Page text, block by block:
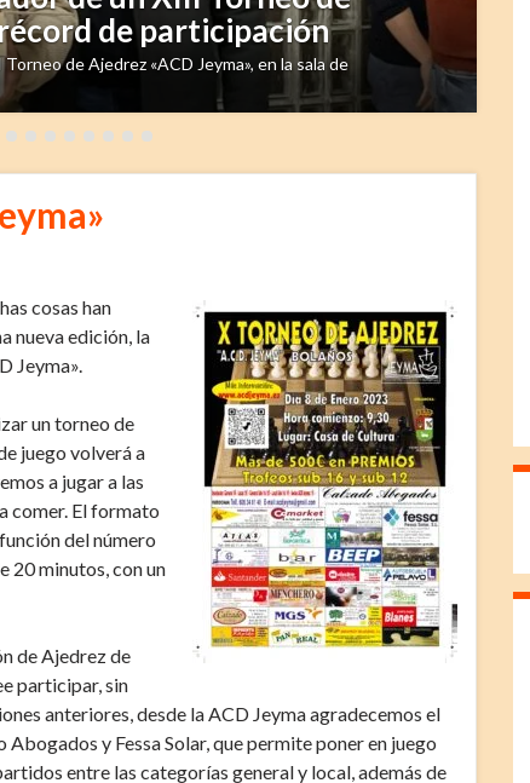
de participación
de Ajedrez «ACD Jeyma», en la sala de
torneo de ajedrez el primer domingo después de los
cosas han
nueva edición, la
Jeyma».
un torneo de
juego volverá a
a jugar a las
comer. El formato
del número
20 minutos, con un
de Ajedrez de
participar, sin
anteriores, desde la ACD Jeyma agradecemos el
y Fessa Solar, que permite poner en juego
entre las categorías general y local, además de